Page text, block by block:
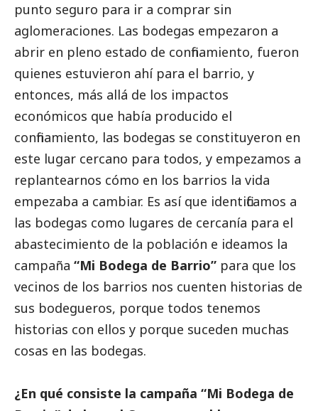
punto seguro para ir a comprar sin
aglomeraciones. Las bodegas empezaron a
abrir en pleno estado de confinamiento, fueron
quienes estuvieron ahí para el barrio, y
entonces, más allá de los impactos
económicos que había producido el
confinamiento, las bodegas se constituyeron en
este lugar cercano para todos, y empezamos a
replantearnos cómo en los barrios la vida
empezaba a cambiar. Es así que identificamos a
las bodegas como lugares de cercanía para el
abastecimiento de la población e ideamos la
campaña “Mi Bodega de Barrio” para que los
vecinos de los barrios nos cuenten historias de
sus bodegueros, porque todos tenemos
historias con ellos y porque suceden muchas
cosas en las bodegas.
¿En qué consiste la campaña “Mi Bodega de